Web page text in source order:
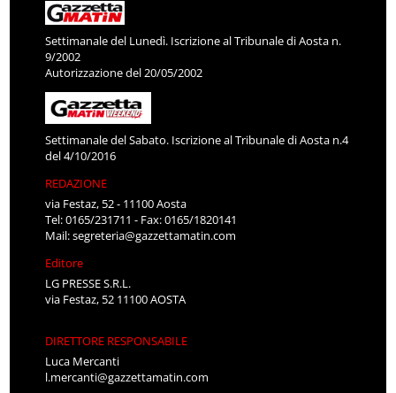
Settimanale del Lunedì. Iscrizione al Tribunale di Aosta n.
9/2002
Autorizzazione del 20/05/2002
Settimanale del Sabato. Iscrizione al Tribunale di Aosta n.4
del 4/10/2016
REDAZIONE
via Festaz, 52 - 11100 Aosta
Tel: 0165/231711 - Fax: 0165/1820141
Mail:segreteria@gazzettamatin.com
Editore
LG PRESSE S.R.L.
via Festaz, 52 11100 AOSTA
DIRETTORE RESPONSABILE
Luca Mercanti
l.mercanti@gazzettamatin.com